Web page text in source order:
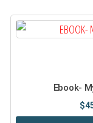
Ebook-
$